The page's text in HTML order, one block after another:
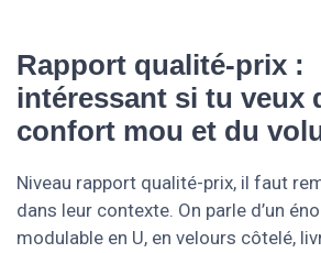
Rapport qualité-prix :
intéressant si tu veux
confort mou et du
Niveau rapport qualité-prix, il faut
dans leur contexte. On parle d’un
modulable en U, en velours côtelé,